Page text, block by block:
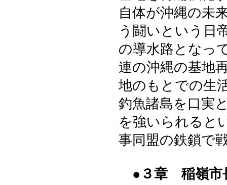
自体が沖縄の未
う闘いという日
の導水路となっ
連の沖縄の基地
地のもとでの生
釣魚諸島を口実
を強いられると
事同盟の鉄鎖で
●３章 稲嶺市